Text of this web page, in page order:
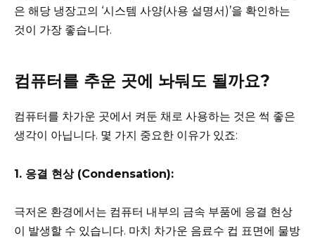
은 해당 냉장고의 ‘시스템 사양(사용 설명서)’을 확인하는
것이 가장 좋습니다.
컴퓨터를 추운 곳에 놔둬도 될까요?
컴퓨터를 차가운 곳에서 켜둔 채로 사용하는 것은 썩 좋은
생각이 아닙니다. 몇 가지 중요한 이유가 있죠:
1. 응결 현상 (Condensation):
극저온 환경에서는 컴퓨터 내부의 금속 부품에 응결 현상
이 발생할 수 있습니다. 마치 차가운 음료수 컵 표면에 물방